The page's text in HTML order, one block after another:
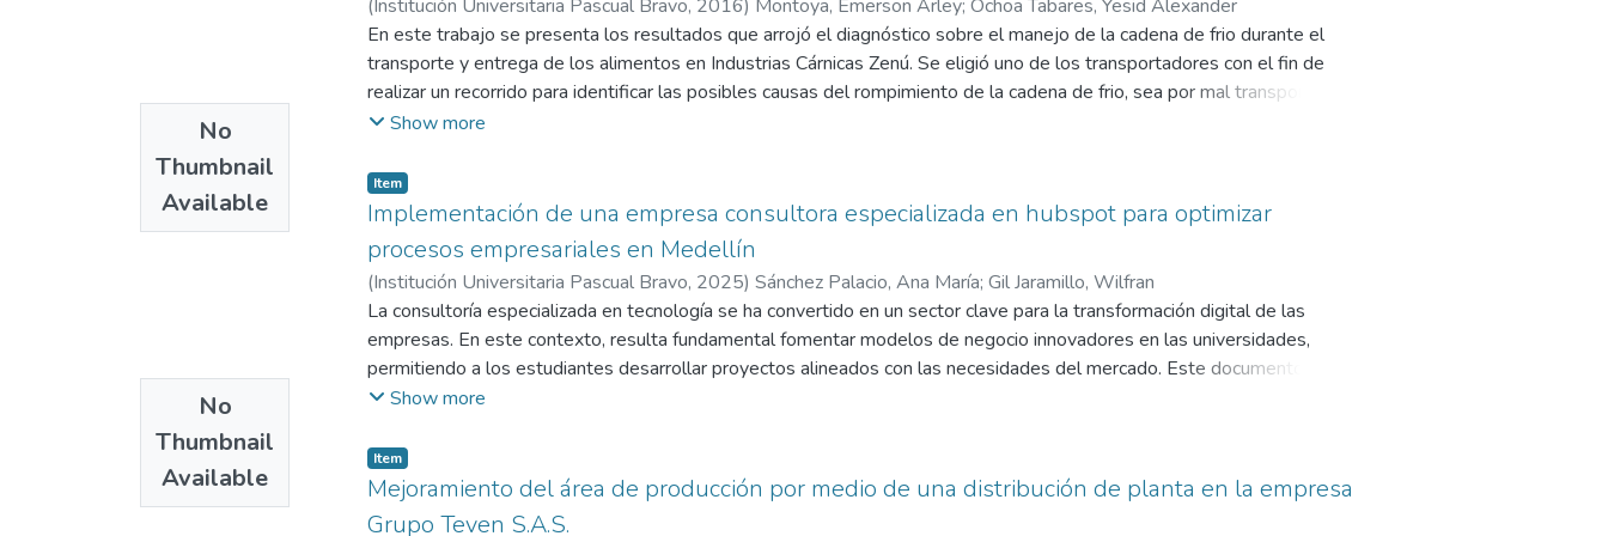
de personas que satisfagan sus necesidades, y que se logre un desarrollo económico ofreciendo oportunidad laboral y
de crecimiento empresarial. Se conocen todos los aspectos económicos y de operación también los aspectos legales
los cuales comprenden permisos, licencias, patentes, seguros y demás herramientas al alcance para hacer todo bien
desde el primer día; la legalidad es la llave de la prosperidad comercial.
No
Thumbnail
Available
(Institución Universitaria Pascual Bravo, 2016) Montoya, Emerson Arley; Ochoa Tabares, Yesid Alexander
En este trabajo se presenta los resultados que arrojó el diagnóstico sobre el manejo de la cadena de frio durante el
transporte y entrega de los alimentos en Industrias Cárnicas Zenú. Se eligió uno de los transportadores con el fin de
realizar un recorrido para identificar las posibles causas del rompimiento de la cadena de frio, sea por mal transporte o
por falta de conocimiento de parte de los clientes, siendo esta última la causa que más afecta causando finalmente un
cadena de frio y aumento de devoluciones en la empresa, se realizó un manual de sugerencias que está compuesto por
recomendaciones tanto para el transportador, es decir, el trabajador interno, como para los clientes quienes a su vez
Show more
No
Thumbnail
Available
Item
Implementación de una empresa consultora especializada en hubspot para optimizar
procesos empresariales en Medellín
(Institución Universitaria Pascual Bravo, 2025) Sánchez Palacio, Ana María; Gil Jaramillo, Wilfran
La consultoría especializada en tecnología se ha convertido en un sector clave para la transformación digital de las
empresas. En este contexto, resulta fundamental fomentar modelos de negocio innovadores en las universidades,
permitiendo a los estudiantes desarrollar proyectos alineados con las necesidades del mercado. Este documento
presenta el diseño y estructuración del modelo de negocio de Sky Blue, una empresa consultora enfocada en la
herramientas de gestión de clientes, pero no logran adoptarlas de manera efectiva por falta de conocimiento o
capacitación, Sky Blue surge como una solución integral para maximizar el aprovechamiento de HubSpot en las áreas de
ventas, marketing y servicio al cliente. Para la construcción del modelo de negocio, se analizaron referencias de
Show more
Item
Mejoramiento del área de producción por medio de una distribución de planta en la empresa
Grupo Teven S.A.S.